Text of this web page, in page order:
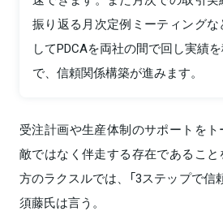
振り返る月次定例ミーティング
してPDCAを両社の間で回し実績
で、信頼関係構築が進みます。
受注計画や生産体制のサポートをト
敵ではなく伴走する存在であるこ
方のラクスルでは、「3ステップで信
須藤氏は言う。